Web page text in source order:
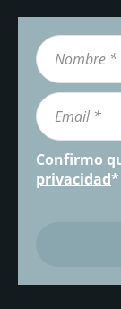
Confirmo
privacidad*